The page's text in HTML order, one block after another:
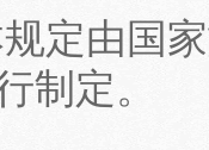
定由国
制定。